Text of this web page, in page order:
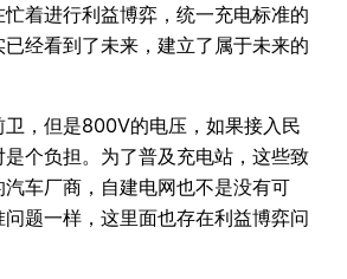
着进行利益博弈，统一充电标准的
经看到了未来，建立了属于未来的
，但是800V的电压，如果接入民
个负担。为了普及充电站，这些致
车厂商，自建电网也不是没有可
题一样，这里面也存在利益博弈问